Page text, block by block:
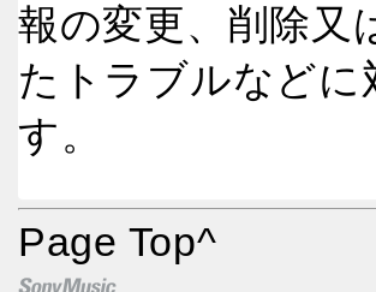
報の変更、削除又
たトラブルなどに
す。
Page Top^